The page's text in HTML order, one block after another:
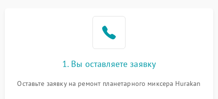
1. Вы оставляете заявку
Оставьте заявку на ремонт планетарного миксера Hurakan